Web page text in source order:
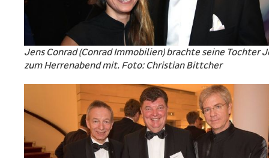
Jens Conrad (Conrad Immobilien) brachte seine Tochter
zum Herrenabend mit. Foto: Christian Bittcher